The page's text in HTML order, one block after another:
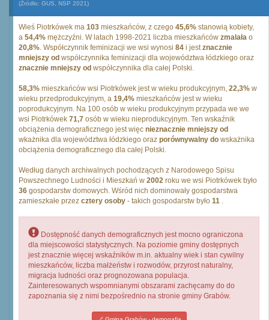
(Źródło: GUS, NSP 2021)
Wieś Piotrkówek ma 103 mieszkańców, z czego 45,6% stanowią kobiety,
a 54,4% mężczyźni. W latach 1998-2021 liczba mieszkańców zmalała o
20,8%. Współczynnik feminizacji we wsi wynosi 84 i jestznacznie
mniejszy od współczynnika feminizacji dla województwa łódzkiego oraz
znacznie mniejszy od współczynnika dla całej Polski.
58,3% mieszkańców wsi Piotrkówek jest w wieku produkcyjnym, 22,3% w
wieku przedprodukcyjnym, a 19,4% mieszkańców jest w wieku
poprodukcyjnym. Na 100 osób w wieku produkcyjnym przypada we we
wsi Piotrkówek 71,7 osób w wieku nieprodukcyjnym. Ten wskaźnik
obciążenia demograficznego jest więc nieznacznie mniejszy od
wkażnika dla województwa łódzkiego oraz porównywalny do wskażnika
obciążenia demograficznego dla całej Polski.
Według danych archiwalnych pochodzących z Narodowego Spisu
Powszechnego Ludności i Mieszkań w 2002 roku we wsi Piotrkówek było
36 gospodarstw domowych. Wśród nich dominowały gospodarstwa
zamieszkałe przez cztery osoby - takich gospodarstw było 11 .
Dostępność danych demograficznych jest mocno ograniczona
dla miejscowości statystycznych. Na poziomie gminy dostępnych
jest znacznie więcej wskaźników m.in. aktualny wiek i stan cywilny
mieszkańców, liczba małżeństw i rozwodów, przyrost naturalny,
migracja ludności oraz prognozowana populacja.
Zainteresowanych wspomnianymi obszarami zachęcamy do do
zapoznania się z nimi bezpośrednio na stronie gminy Grabów.